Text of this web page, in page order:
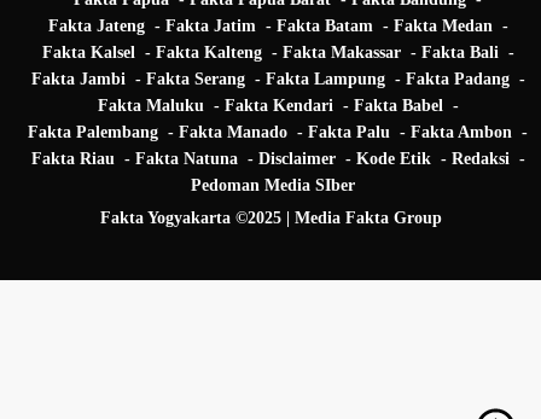
Media Fakta Group
Fakta Kalbar Fakta Nasional Fakta IKN
Fakta Aceh
Fakta Papua
Fakta Papua Barat
Fakta Bandung
Fakta Jateng
Fakta Jatim Fakta Batam
Fakta Medan
Fakta Kalteng Fakta Makassar
Fakta Jambi
Fakta Serang Fakta Lampung
Fakta Padang